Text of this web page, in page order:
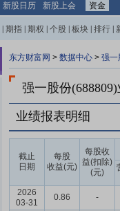
新股日历 新股上会 资金
期指 期权 个股 板块 排行
东方财富网 > 数据中心 > 强一
强一股份
业绩报表明细
截止
日期
每股
收益(元)
每股收
益(扣除)
(元)
2026
03-31
0.86 -